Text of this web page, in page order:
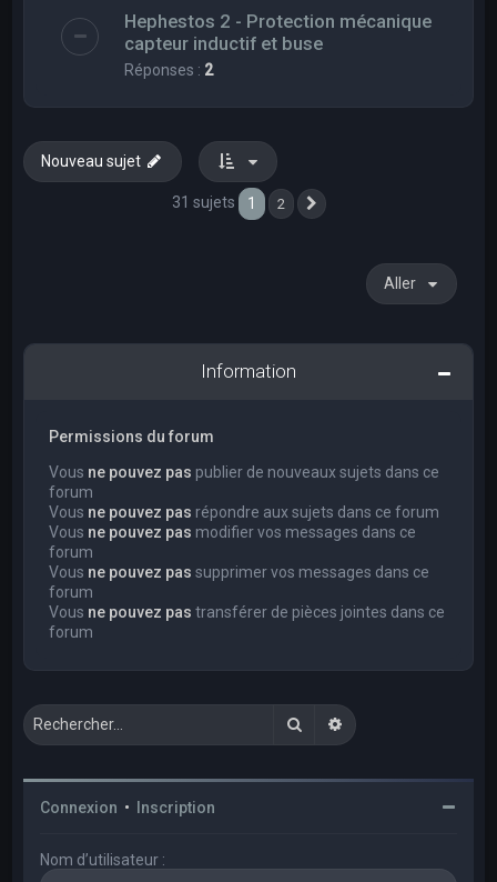
Hephestos 2 - Protection mécanique
capteur inductif et buse
Réponses : 2
Nouveau sujet
31 sujets 1 2
Aller
Information
Permissions du forum
Vous ne pouvez pas publier de nouveaux sujets dans ce
forum
Vous ne pouvez pas répondre aux sujets dans ce forum
Vous ne pouvez pas modifier vos messages dans ce
forum
Vous ne pouvez pas supprimer vos messages dans ce
forum
Vous ne pouvez pas transférer de pièces jointes dans ce
forum
RechercherRecherche avancée
Connexion • Inscription
Nom d’utilisateur :